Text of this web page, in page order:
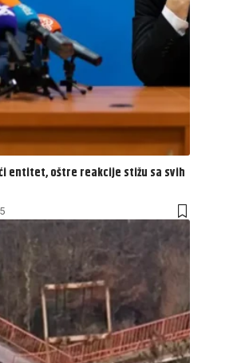
entitet, oštre reakcije stižu sa svih